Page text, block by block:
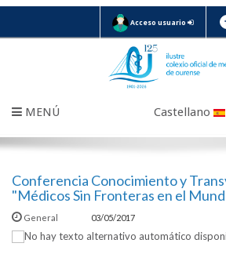
Acceso usuario
MENÚ Castellano
Conferencia Conocimiento y
"Médicos Sin Fronteras en el
General 03/05/2017